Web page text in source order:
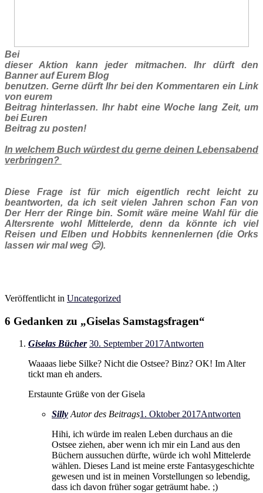
Bei
dieser Aktion kann jeder mitmachen. Ihr dürft den
Banner auf Eurem Blog
benutzen. Gerne dürft Ihr bei den Kommentaren ein Link
von eurem
Beitrag hinterlassen. Ihr habt eine Woche lang Zeit, um
bei Euren
Beitrag zu posten!
In welchem Buch würdest du gerne deinen Lebensabend
verbringen?
Diese Frage ist für mich eigentlich recht leicht zu
beantworten, da ich seit vielen Jahren schon Fan von
Der Herr der Ringe bin. Somit wäre meine Wahl für die
Altersrente wohl Mittelerde, denn da könnte ich viel
Reisen und Elben und Hobbits kennenlernen (die Orks
lassen wir mal weg 😏).
Veröffentlicht in Uncategorized
6 Gedanken zu „Giselas Samstagsfragen“
Giselas Bücher 30. September 2017Antworten
Waaaas liebe Silke? Nicht die Ostsee? Binz? OK! Im Alter
tickt man eh anders.
Erstaunte Grüße von der Gisela
Silly Autor des Beitrags1. Oktober 2017Antworten
Hihi, ich würde im realen Leben durchaus an die
Ostsee ziehen, aber wenn ich mir ein Land aus den
Büchern aussuchen dürfte, würde ich wohl Mittelerde
wählen. Dieses Land ist meine erste Fantasygeschichte
gewesen und ist in meinen Vorstellungen so lebendig,
dass ich davon früher sogar geträumt habe. ;)